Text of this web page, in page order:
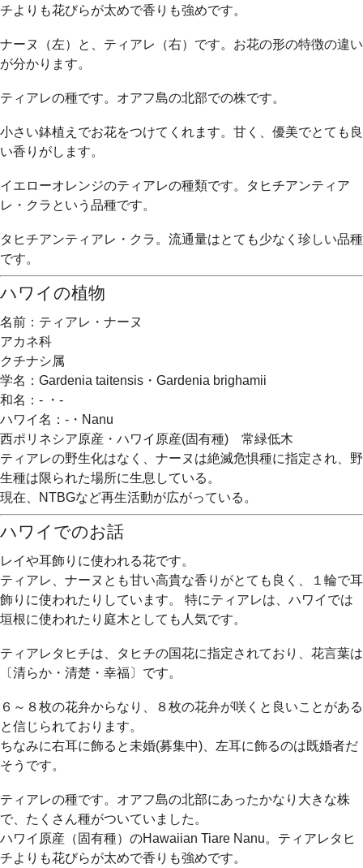
チよりも花びらが太めで香りも強めです。
ナーヌ（左）と、ティアレ（右）です。お花の形の特徴の違い
が分かります。
ティアレの種です。オアフ島の北部での株です。
小さい鉢植えでお花をつけてくれます。甘く、優美でとても良
い香りがします。
イエローオレンジのティアレの種類です。タヒチアンティア
レ・クラという品種です。
タヒチアンティアレ・クラ。流通量はとても少なく珍しい品種
です。
ハワイの植物
名前：ティアレ・ナーヌ
アカネ科
クチナシ属
学名：Gardenia taitensis・Gardenia brighamii
和名：- ・-
ハワイ名：-・Nanu
西ポリネシア原産・ハワイ原産(固有種) 常緑低木
ティアレの野生化はなく、ナーヌは絶滅危惧種に指定され、野
生種は限られた場所に生息している。
現在、NTBGなど再生活動が広がっている。
ハワイでのお話
レイや耳飾りに使われる花です。
ティアレ、ナーヌとも甘い高貴な香りがとても良く、１輪で耳
飾りに使われたりしています。 特にティアレは、ハワイでは
垣根に使われたり庭木としても人気です。
ティアレタヒチは、タヒチの国花に指定されており、花言葉は
〔清らか・清楚・幸福〕です。
６～８枚の花弁からなり、８枚の花弁が咲くと良いことがある
と信じられております。
ちなみに右耳に飾ると未婚(募集中)、左耳に飾るのは既婚者だ
そうです。
ティアレの種です。オアフ島の北部にあったかなり大きな株
で、たくさん種がついていました。
ハワイ原産（固有種）のHawaiian Tiare Nanu。ティアレタヒ
チよりも花びらが太めで香りも強めです。